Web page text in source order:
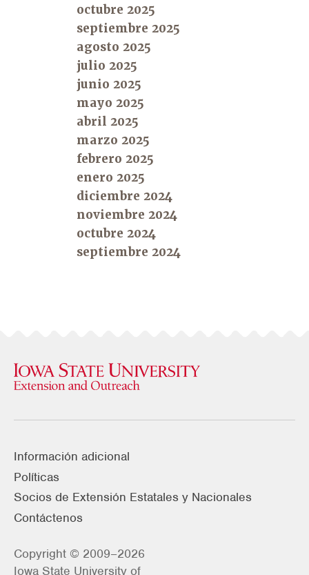
octubre 2025
septiembre 2025
agosto 2025
julio 2025
junio 2025
mayo 2025
abril 2025
marzo 2025
febrero 2025
enero 2025
diciembre 2024
noviembre 2024
octubre 2024
septiembre 2024
Información adicional
Políticas
Socios de Extensión Estatales y Nacionales
Contáctenos
Copyright © 2009–2026
Iowa State University of